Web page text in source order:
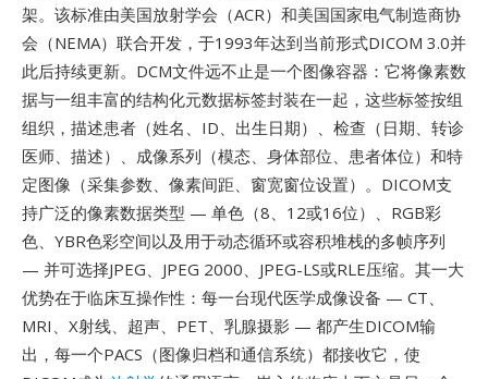
架。该标准由美国放射学会（ACR）和美国国家电气制造商协
会（NEMA）联合开发，于1993年达到当前形式DICOM 3.0并
此后持续更新。DCM文件远不止是一个图像容器：它将像素数
据与一组丰富的结构化元数据标签封装在一起，这些标签按组
组织，描述患者（姓名、ID、出生日期）、检查（日期、转诊
医师、描述）、成像系列（模态、身体部位、患者体位）和特
定图像（采集参数、像素间距、窗宽窗位设置）。DICOM支
持广泛的像素数据类型 — 单色（8、12或16位）、RGB彩
色、YBR色彩空间以及用于动态循环或容积堆栈的多帧序列
— 并可选择JPEG、JPEG 2000、JPEG-LS或RLE压缩。其一大
优势在于临床互操作性：每一台现代医学成像设备 — CT、
MRI、X射线、超声、PET、乳腺摄影 — 都产生DICOM输
出，每一个PACS（图像归档和通信系统）都接收它，使